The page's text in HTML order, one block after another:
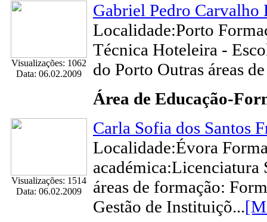
Visualizações: 1062
Data: 06.02.2009
Gabriel Pedro Carvalho
Localidade:Porto
Técnica Hoteleira -
do Porto Outras áreas
Área de Educação-
Visualizações: 1514
Data: 06.02.2009
Carla Sofia dos Santos
Localidade:Évora
académica:Licenciatura
áreas de formação:
Gestão de Instituiçõ...